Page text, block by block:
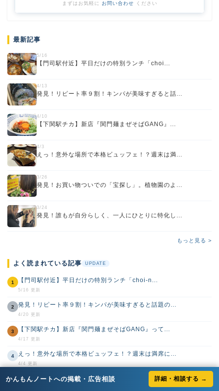
かんもんノートへの掲載・広告相談 詳細・相談する →
まずはお気軽に お問い合わせ ください
最新記事
5/16
【門司駅付近】平日だけの特別ランチ「choi...
4/13
発見！リピート率９割！キンパが美味すぎると話...
4/10
【下関駅チカ】新店『関門麺まぜそばGANG』...
4/3
えっ！意外な場所で本格ビュッフェ！？週末は満...
3/26
発見！お買い物ついでの「宝探し」。植物園のよ...
3/24
発見！誰もが自分らしく、一人にひとりに特化し...
もっと見る >
よく読まれている記事 UPDATE
1 【門司駅付近】平日だけの特別ランチ「choi-n...
5/16 更新
2 発見！リピート率９割！キンパが美味すぎると話題の...
4/20 更新
3 【下関駅チカ】新店『関門麺まぜそばGANG』って...
4/17 更新
4 えっ！意外な場所で本格ビュッフェ！？週末は満席に...
4/4 更新
5 発見！お買い物ついでの「宝探し」。植物園のような...